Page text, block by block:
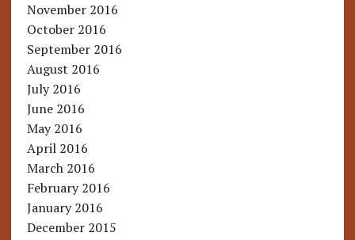
November 2016
October 2016
September 2016
August 2016
July 2016
June 2016
May 2016
April 2016
March 2016
February 2016
January 2016
December 2015